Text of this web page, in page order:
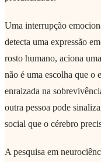
Uma interrupção
detecta uma expressão
rosto humano, aciona
não é uma escolha que o
enraizada na
outra pessoa pode
social que o cérebro
A pesquisa em